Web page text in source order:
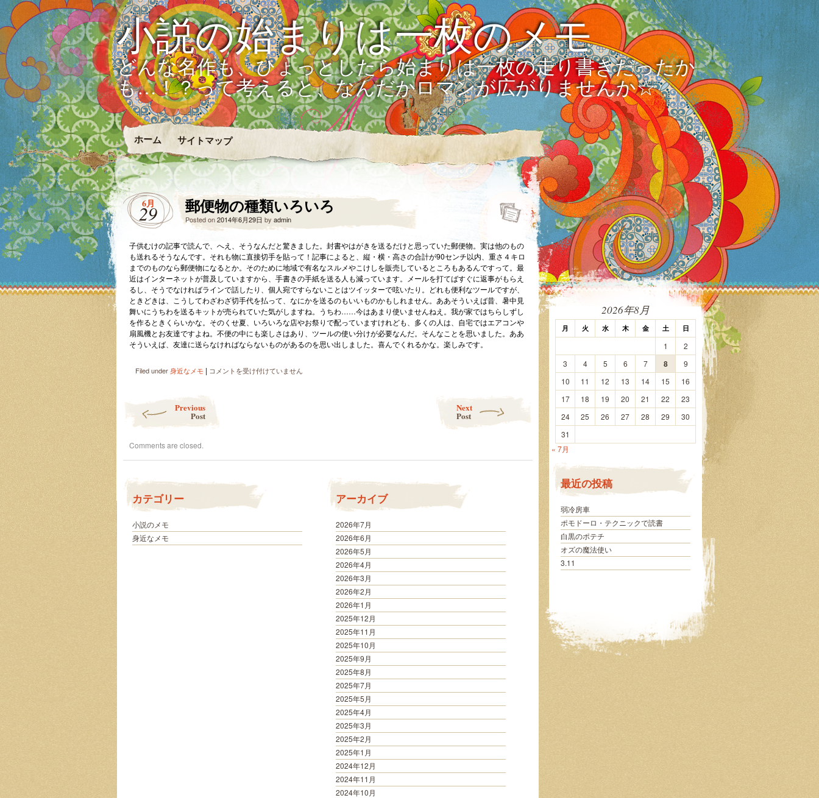
小説の始まりは一枚のメモ
どんな名作も、ひょっとしたら始まりは一枚の走り書きだったか
も…！？って考えると、なんだかロマンが広がりませんか☆
ホーム サイトマップ
6月
29 郵便物の種類いろいろ
Posted on2014年6月29日 by admin
子供むけの記事で読んで、へえ、そうなんだと驚きました。封書やはがきを送るだけと思っていた郵便物。実は他のもの
も送れるそうなんです。それも物に直接切手を貼って！記事によると、縦・横・高さの合計が90センチ以内、重さ４キロ
までのものなら郵便物になるとか。そのために地域で有名なスルメやこけしを販売しているところもあるんですって。最
近はインターネットが普及していますから、手書きの手紙を送る人も減っています。メールを打てばすぐに返事がもらえ
るし、そうでなければラインで話したり、個人宛ですらないことはツイッターで呟いたり。どれも便利なツールですが、
ときどきは、こうしてわざわざ切手代を払って、なにかを送るのもいいものかもしれません。ああそういえば昔、暑中見
舞いにうちわを送るキットが売られていた気がしますね。うちわ……今はあまり使いませんねえ。我が家ではちらしずし
を作るときくらいかな。そのくせ夏、いろいろな店やお祭りで配っていますけれども、多くの人は、自宅ではエアコンや
扇風機とお友達ですよね。不便の中にも楽しさはあり、ツールの使い分けが必要なんだ。そんなことを思いました。ああ
そういえば、友達に送らなければならないものがあるのを思い出しました。喜んでくれるかな。楽しみです。
Filed under身近なメモ | 郵
類
コメントを受け付けていません
Previous
Post
Next
Post
Comments are closed.
カテゴリー
小説のメモ
身近なメモ
アーカイブ
2026年7月
2026年6月
2026年5月
2026年4月
2026年3月
2026年2月
2026年1月
2025年12月
2025年11月
2025年10月
2025年9月
2025年8月
2025年7月
2025年5月
2025年4月
2025年3月
2025年2月
2025年1月
2024年12月
2024年11月
2024年10月
2026年8月
月 火 水 木 金 土 日
1
2
3
4 5 6 7 8
9
10
11 12 13 14 15
16
17
18 19 20 21 22
23
24
25 26 27 28 29
30
31
« 7月
最近の投稿
弱冷房車
ポモドーロ・テクニックで読書
白黒のポテチ
オズの魔法使い
3.11